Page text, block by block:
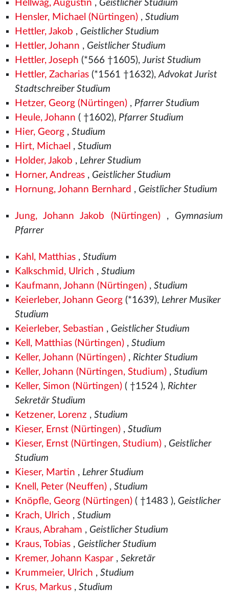
Hellwag, Augustin , Geistlicher Studium
Hensler, Michael (Nürtingen), Studium
Hettler, Jakob , Geistlicher Studium
Hettler, Johann , Geistlicher Studium
Hettler, Joseph (*566 †1605),Jurist Studium
Hettler, Zacharias(*1561 †1632),Advokat Jurist
Stadtschreiber Studium
Hetzer, Georg (Nürtingen), Pfarrer Studium
Heule, Johann ( †1602), Pfarrer Studium
Hier, Georg, Studium
Hirt, Michael , Studium
Holder, Jakob , Lehrer Studium
Horner, Andreas, Geistlicher Studium
Hornung, Johann Bernhard , Geistlicher Studium
Jung, Johann Jakob (Nürtingen), Gymnasium
Pfarrer
Kahl, Matthias, Studium
Kalkschmid, Ulrich , Studium
Kaufmann, Johann (Nürtingen), Studium
Keierleber, Johann Georg(*1639), Lehrer Musiker
Studium
Keierleber, Sebastian , Geistlicher Studium
Kell, Matthias (Nürtingen), Studium
Keller, Johann (Nürtingen), Richter Studium
Keller, Johann (Nürtingen, Studium), Studium
Keller, Simon (Nürtingen)( †1524 ), Richter
Sekretär Studium
Ketzener, Lorenz , Studium
Kieser, Ernst (Nürtingen), Studium
Kieser, Ernst (Nürtingen, Studium), Geistlicher
Studium
Kieser, Martin , Lehrer Studium
Knell, Peter (Neuffen), Studium
Knöpfle, Georg (Nürtingen)( †1483 ), Geistlicher
Krach, Ulrich , Studium
Kraus, Abraham , Geistlicher Studium
Kraus, Tobias, Geistlicher Studium
Kremer, Johann Kaspar, Sekretär
Krummeier, Ulrich , Studium
Krus, Markus, Studium